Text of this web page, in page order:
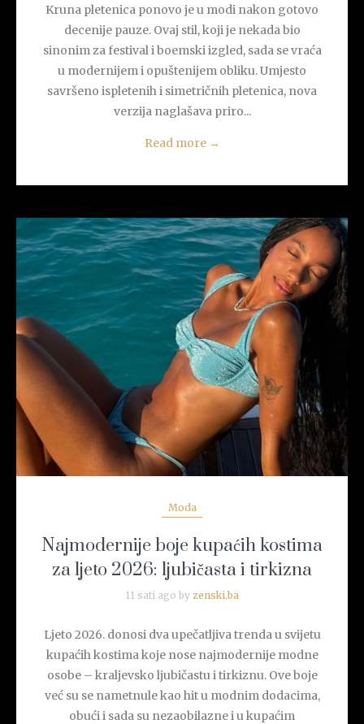
Kruna pletenica ponovo je u modi nakon gotovo
decenije pauze. Ovaj stil, koji je nekada bio
sinonim za festival i boemski izgled, sada se vraća
u modernijem i opuštenijem obliku. Umjesto
savršeno ispletenih i simetričnih pletenica, nova
verzija naglašava priro...
Read more →
READ MORE
Moda
Najmodernije boje kupaćih kostima
za ljeto 2026: ljubičasta i tirkizna
11 sati ago by zenski.ba
Ljeto 2026. donosi dva upečatljiva trenda u svijetu
kupaćih kostima koje nose najmodernije modne
osobe – kraljevsko ljubičastu i tirkiznu. Ove boje
već su se nametnule kao hit u modnim dodacima,
obući i sada su nezaobilazne i u kupaćim